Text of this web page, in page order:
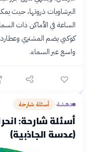
الساعة في الأماكن ذات
كوكبي يضم المشتري
واسع عبر السماء.
دهشة› أسئلة شارحة
أسئلة شارحة:
(عدسة الجاذبية)